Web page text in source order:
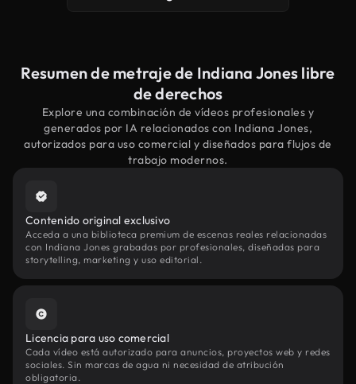
Resumen de metraje de Indiana Jones libre
de derechos
Explore una combinación de vídeos profesionales y
generados por IA relacionados con Indiana Jones,
autorizados para uso comercial y diseñados para flujos de
trabajo modernos.
Contenido original exclusivo
Acceda a una biblioteca premium de escenas reales relacionadas
con Indiana Jones grabadas por profesionales, diseñadas para
storytelling, marketing y uso editorial.
Licencia para uso comercial
Cada vídeo está autorizado para anuncios, proyectos web y redes
sociales. Sin marcas de agua ni necesidad de atribución
obligatoria.